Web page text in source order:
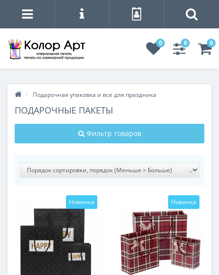
0 0 0
Подарочная упаковка и все для праздника
ПОДАРОЧНЫЕ ПАКЕТЫ
Фильтр товаров
Новинка Новинка